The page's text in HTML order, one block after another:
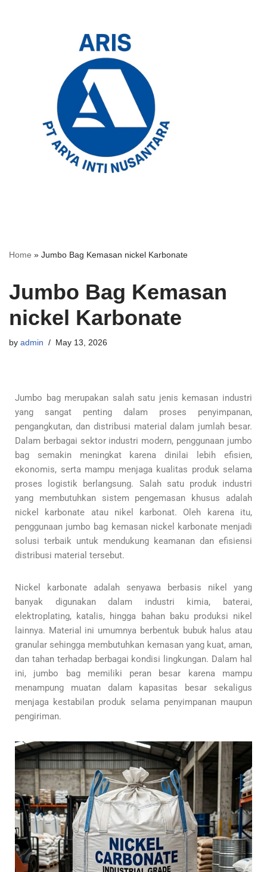
Home » Jumbo Bag Kemasan nickel Karbonate
Jumbo Bag Kemasan
nickel Karbonate
by admin May 13, 2026
Jumbo bag merupakan salah satu jenis kemasan industri
yang sangat penting dalam proses penyimpanan,
pengangkutan, dan distribusi material dalam jumlah besar.
Dalam berbagai sektor industri modern, penggunaan jumbo
bag semakin meningkat karena dinilai lebih efisien,
ekonomis, serta mampu menjaga kualitas produk selama
proses logistik berlangsung. Salah satu produk industri
yang membutuhkan sistem pengemasan khusus adalah
nickel karbonate atau nikel karbonat. Oleh karena itu,
penggunaan jumbo bag kemasan nickel karbonate menjadi
solusi terbaik untuk mendukung keamanan dan efisiensi
distribusi material tersebut.
Nickel karbonate adalah senyawa berbasis nikel yang
banyak digunakan dalam industri kimia, baterai,
elektroplating, katalis, hingga bahan baku produksi nikel
lainnya. Material ini umumnya berbentuk bubuk halus atau
granular sehingga membutuhkan kemasan yang kuat, aman,
dan tahan terhadap berbagai kondisi lingkungan. Dalam hal
ini, jumbo bag memiliki peran besar karena mampu
menampung muatan dalam kapasitas besar sekaligus
menjaga kestabilan produk selama penyimpanan maupun
pengiriman.